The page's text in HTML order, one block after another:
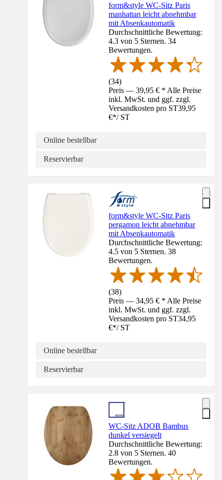
form&style WC-Sitz Paris
manhattan leicht abnehmbar
mit Absenkautomatik
Durchschnittliche Bewertung:
4.3 von 5 Sternen. 34
Bewertungen.
(34)
Preis — 39,95 € * Alle Preise
inkl. MwSt. und ggf. zzgl.
Versandkosten pro ST39,95
€*/ ST
Online bestellbar
Reservierbar
form&style WC-Sitz Paris
pergamon leicht abnehmbar
mit Absenkautomatik
Durchschnittliche Bewertung:
4.5 von 5 Sternen. 38
Bewertungen.
(38)
Preis — 34,95 € * Alle Preise
inkl. MwSt. und ggf. zzgl.
Versandkosten pro ST34,95
€*/ ST
Online bestellbar
Reservierbar
WC-Sitz ADOB Bambus
dunkel versiegelt
Durchschnittliche Bewertung:
2.8 von 5 Sternen. 40
Bewertungen.